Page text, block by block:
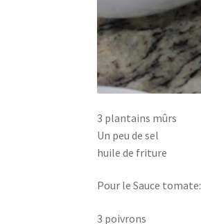
3 plantains mûrs
Un peu de sel
huile de friture
Pour le Sauce tomate:
3 poivrons